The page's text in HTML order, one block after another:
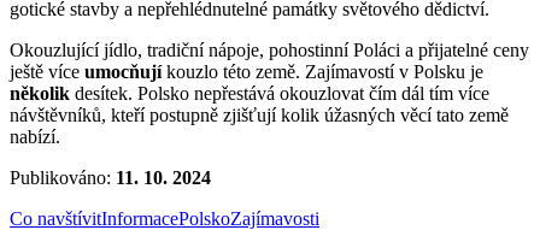
gotické stavby a nepřehlédnutelné památky světového dědictví.
Okouzlující jídlo, tradiční nápoje, pohostinní Poláci a přijatelné ceny
ještě více umocňujíkouzlo této země. Zajímavostí v Polsku je
několik desítek. Polsko nepřestává okouzlovat čím dál tím více
návštěvníků, kteří postupně zjišťují kolik úžasných věcí tato země
nabízí.
Publikováno: 11. 10. 2024
Co navštívitInformacePolskoZajímavosti